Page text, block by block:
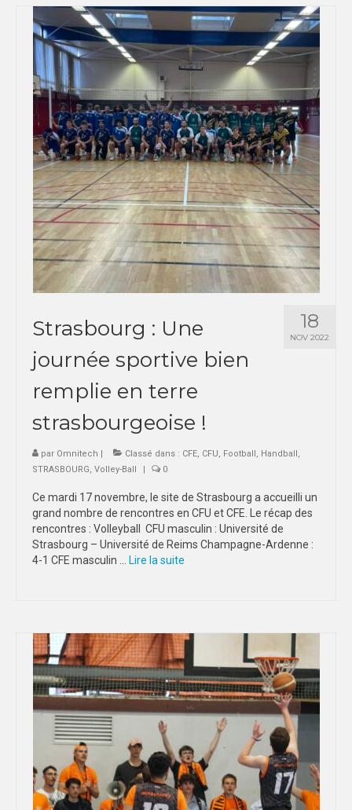
VIDÉOTHÈQUE
LOGOTHÈQUE
AFFICHES
PALMARÈS
PARTENAIRES
18
NOV 2022
Strasbourg : Une
journée sportive bien
remplie en terre
strasbourgeoise !
par Omnitech | Classé dans : CFE, CFU, Football, Handball,
STRASBOURG, Volley-Ball | 0
Ce mardi 17 novembre, le site de Strasbourg a accueilli un
grand nombre de rencontres en CFU et CFE. Le récap des
rencontres : Volleyball CFU masculin : Université de
Strasbourg – Université de Reims Champagne-Ardenne :
4-1 CFE masculin …
Lire la suite­­